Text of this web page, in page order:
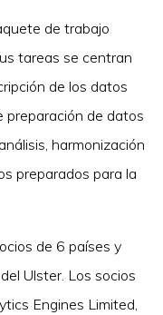
de trabajo
tareas se centran
de los datos
preparación de datos
harmonización
preparados para la
de 6 países y
Ulster. Los socios
Engines Limited,